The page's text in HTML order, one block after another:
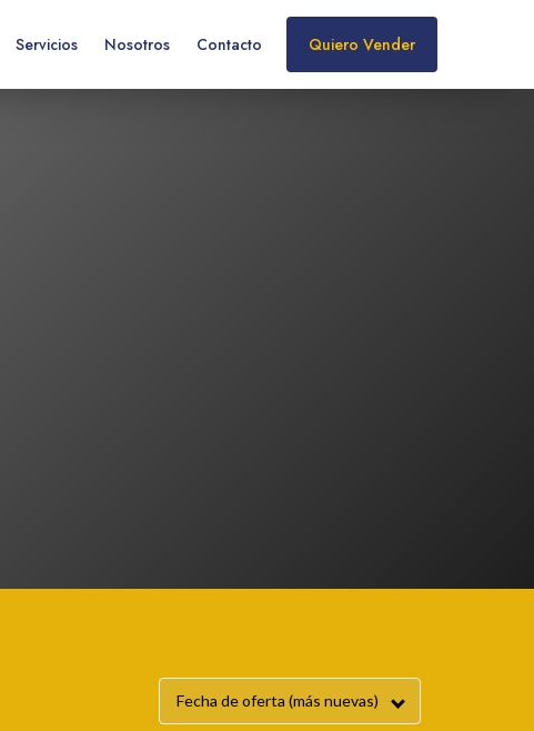
Servicios Nosotros Contacto Quiero Vender
Fecha de oferta (más nuevas)